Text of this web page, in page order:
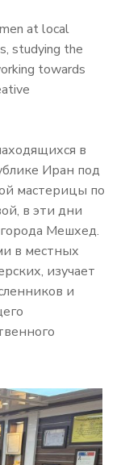
at local
studying the
towards
в
Иран под
мастерицы по
в эти дни
Мешхед.
в местных
изучает
и